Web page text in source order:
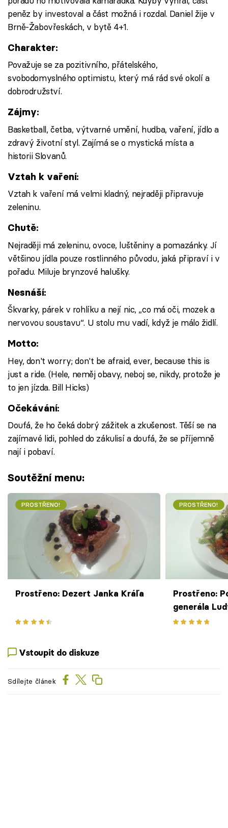
peněz by investoval a část možná i rozdal. Daniel žije v
Brně-Žabovřeskách, v bytě 4+1.
Charakter:
Považuje se za pozitivního, přátelského,
svobodomyslného optimistu, který má rád své okolí a
dobrodružství.
Zájmy:
Basketball, četba, výtvarné umění, hudba, vaření, jídlo a
zdravý životní styl. Zajímá se o mystická místa a
historii Slovanů.
Vztah k vaření:
Vztah k vaření má velmi kladný, nejraději připravuje
zeleninu.
Chutě:
Nejraději má zeleninu, ovoce, luštěniny a pomazánky. Jí
většinou jídla pouze rostlinného původu, jaká připraví i v
pořadu. Miluje brynzové halušky.
Nesnáší:
Škvarky, párek v rohlíku a nejí nic, „co má oči, mozek a
nervovou soustavu“. U stolu mu vadí, když je málo židlí.
Motto:
Hey, don't worry; don't be afraid, ever, because this is
just a ride. (Hele, neměj obavy, neboj se, nikdy, protože je
to jen jízda. Bill Hicks)
Očekávání:
Doufá, že ho čeká dobrý zážitek a zkušenost. Těší se na
zajímavé lidi, pohled do zákulisí a doufá, že se příjemně
nají i pobaví.
Soutěžní menu:
PROSTŘENO!
Prostřeno: Dezert Janka Kráľa
PROSTŘENO!
Prostřeno:
generála
Vstoupit do diskuze
Sdílejte článek